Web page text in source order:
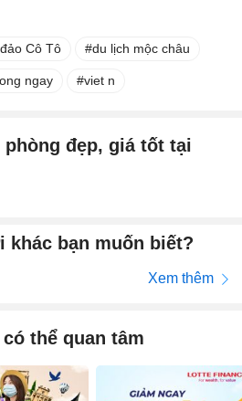
đảo Cô Tô du lịch mộc châu
ngay viet n
phòng đẹp, giá tốt tại
khác bạn muốn biết?
Xem thêm
thể quan tâm